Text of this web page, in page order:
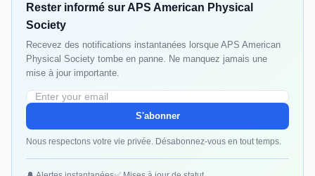
Rester informé sur APS American Physical
Society
Recevez des notifications instantanées lorsque APS American
Physical Society tombe en panne. Ne manquez jamais une
mise à jour importante.
S'abonner
Nous respectons votre vie privée. Désabonnez-vous en tout temps.